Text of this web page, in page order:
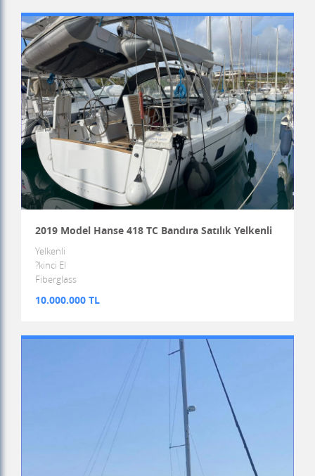
2019 Model Hanse 418 TC Bandıra Satılık Yelkenli
Yelkenli
?kinci El
Fiberglass
10.000.000 TL